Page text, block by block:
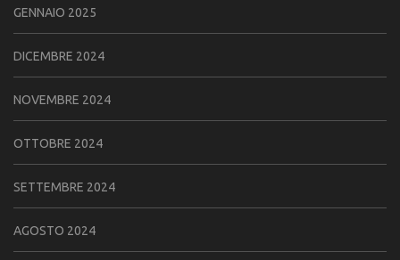
GENNAIO 2025
DICEMBRE 2024
NOVEMBRE 2024
OTTOBRE 2024
SETTEMBRE 2024
AGOSTO 2024